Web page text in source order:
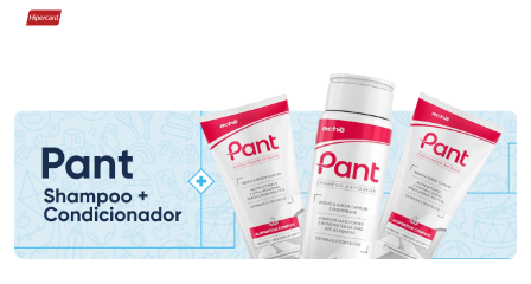
Hipercard
Promoção em Destaque